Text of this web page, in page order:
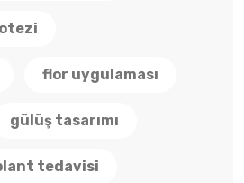
flor uygulaması
gülüş tasarımı
tedavisi